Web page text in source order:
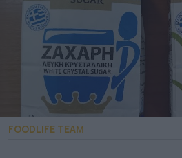
FOODLIFE TEAM